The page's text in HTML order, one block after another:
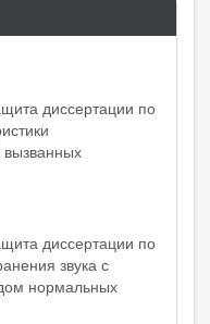
диcсертации по
вызванных
диcсертации по
звука с
нормальных